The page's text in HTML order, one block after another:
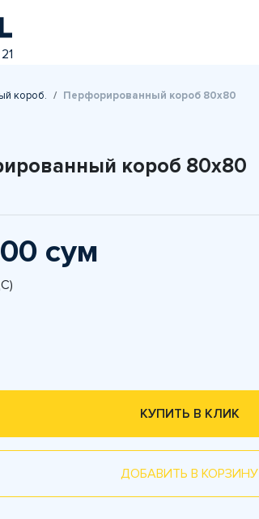
короб. Перфорированный короб 80х80
короб 80х80
сум
КУПИТЬ В КЛИК
ДОБАВИТЬ В КОРЗИНУ